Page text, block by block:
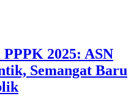
2025: ASN
Semangat Baru